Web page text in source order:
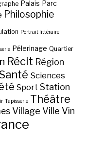
Palais Parc
Philosophie
Portrait littéraire
Pélerinage Quartier
Récit Région
Sciences
Sport Station
Tapisserie Théâtre
Village Ville Vin